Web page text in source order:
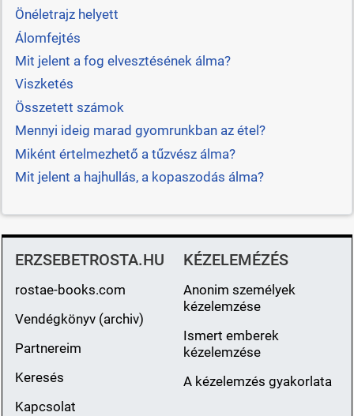
Önéletrajz helyett
Álomfejtés
Mit jelent a fog elvesztésének álma?
Viszketés
Összetett számok
Mennyi ideig marad gyomrunkban az étel?
Miként értelmezhető a tűzvész álma?
Mit jelent a hajhullás, a kopaszodás álma?
ERZSEBETROSTA.HU
rostae-books.com
Vendégkönyv (archiv)
Partnereim
Keresés
Kapcsolat
KÉZELEMÉZÉS
Anonim személyek
kézelemzése
Ismert emberek
kézelemzése
A kézelemzés gyakorlata